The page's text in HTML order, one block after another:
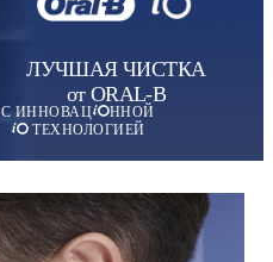
ЛУЧШАЯ ЧИСТКА
от ORAL-B
С ИННОВАЦ
ННОЙ
ТЕХНОЛОГИЕЙ